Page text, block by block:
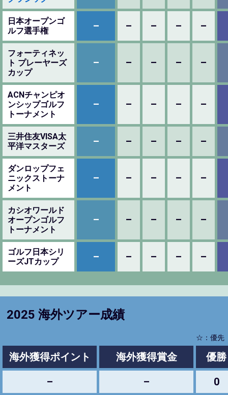
日本オープンゴ
ルフ選手権
– – – – –
フォーティネッ
ト プレーヤーズ
カップ
– – – – –
ACNチャンピオ
ンシップゴルフ
トーナメント
– – – – –
三井住友VISA太
平洋マスターズ
– – – – –
ダンロップフェ
ニックストーナ
メント
– – – – –
カシオワールド
オープンゴルフ
トーナメント
– – – – –
ゴルフ日本シリ
ーズJTカップ
– – – – –
2025 海外ツアー成績
☆：優先
海外獲得ポイント 海外獲得賞金 優勝
– – 0